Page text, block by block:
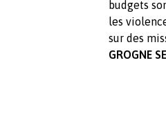
budgets
les
sur des
GROGNE